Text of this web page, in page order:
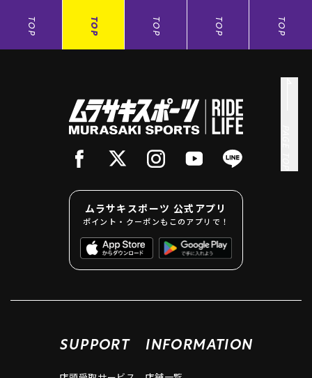
TOP TOP TOP TOP TOP
ムラサキスポーツ 公式アプリ
ポイント・クーポンもこのアプリで！
SUPPORT INFORMATION